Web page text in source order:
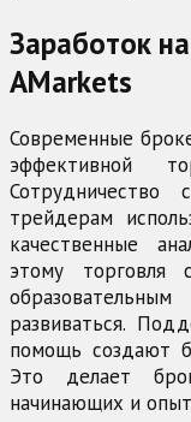
Заработок
AMarkets
Современные
эффективной
Сотрудничество
трейдерам
качественные
этому торговля
развиваться.
помощь создают
Это делает
начинающих и